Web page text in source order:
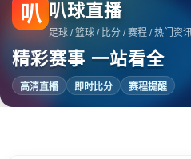
叭 叭球直播
足球 / 篮球 / 比分 / 赛程 / 热门资
精彩赛事 一站看全
高清直播 即时比分 赛程提醒